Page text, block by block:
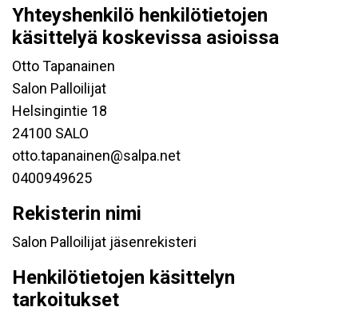
Yhteyshenkilö henkilötietojen
käsittelyä koskevissa asioissa
Otto Tapanainen
Salon Palloilijat
Helsingintie 18
24100 SALO
otto.tapanainen@salpa.net
0400949625
Rekisterin nimi
Salon Palloilijat jäsenrekisteri
Henkilötietojen käsittelyn
tarkoitukset